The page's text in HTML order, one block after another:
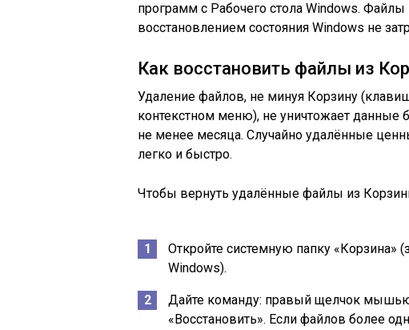
программ с Рабочего стола Windows. Файлы
восстановлением состояния Windows не
Как восстановить файлы из
Удаление файлов, не минуя Корзину
контекстном меню), не уничтожает данные
не менее месяца. Случайно удалённые
легко и быстро.
Чтобы вернуть удалённые файлы из
Откройте системную папку «Корзина»
Windows).
Дайте команду: правый щелчок
«Восстановить». Если файлов более